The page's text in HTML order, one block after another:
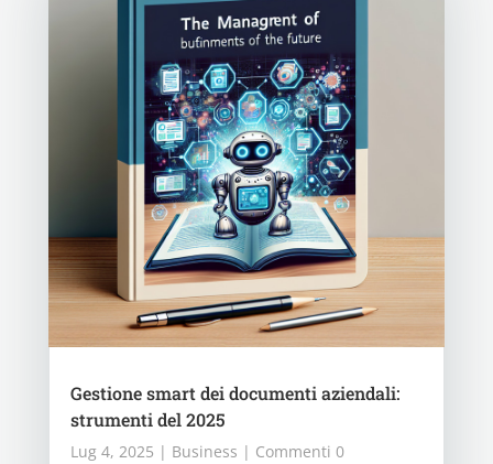
Gestione smart dei documenti aziendali:
strumenti del 2025
Lug 4, 2025 | Business | Commenti 0